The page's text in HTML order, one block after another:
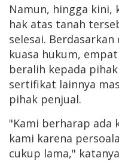
Namun, hingga kini,
hak atas tanah
selesai.
kuasa hukum,
beralih kepada
sertifikat lainnya
pihak penjual.
"Kami berharap ada
kami karena
cukup lama,"